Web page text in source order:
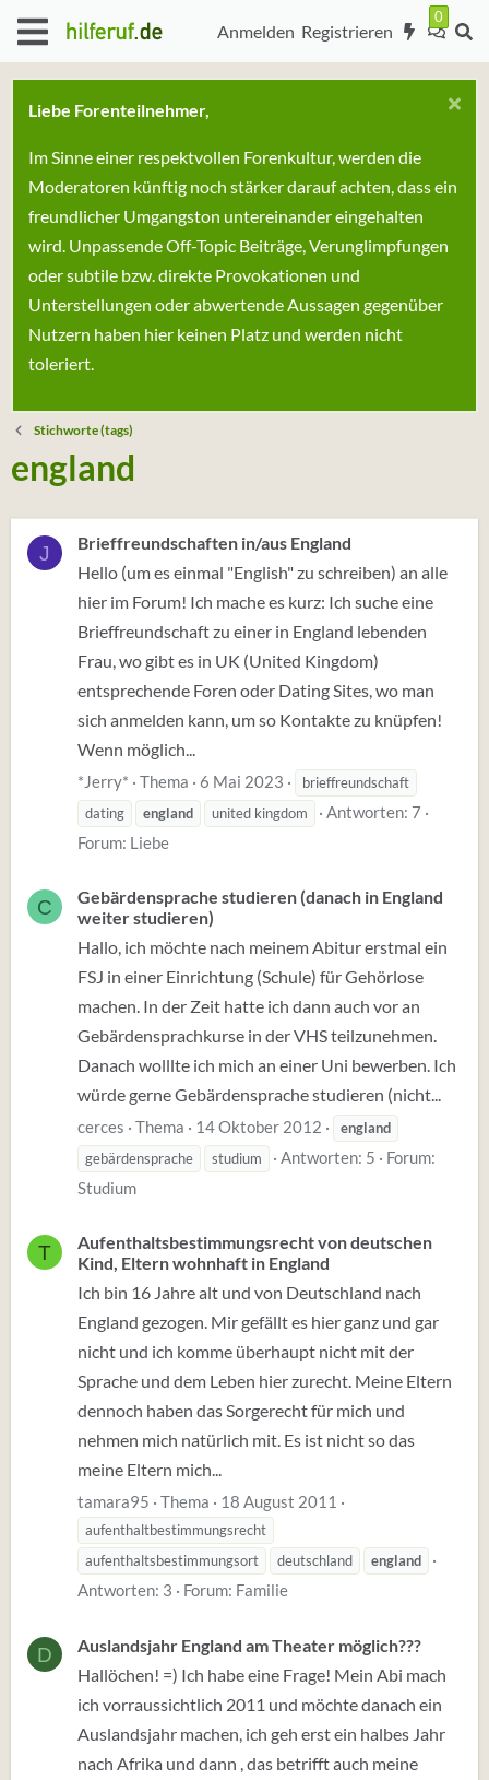
Anmelden Registrieren
Liebe Forenteilnehmer,
Im Sinne einer respektvollen Forenkultur, werden die
Moderatoren künftig noch stärker darauf achten, dass ein
freundlicher Umgangston untereinander eingehalten
wird. Unpassende Off-Topic Beiträge, Verunglimpfungen
oder subtile bzw. direkte Provokationen und
Unterstellungen oder abwertende Aussagen gegenüber
Nutzern haben hier keinen Platz und werden nicht
toleriert.
Stichworte (tags)
england
J
Brieffreundschaften in/aus England
Hello (um es einmal "English" zu schreiben) an alle
hier im Forum! Ich mache es kurz: Ich suche eine
Brieffreundschaft zu einer in England lebenden
Frau, wo gibt es in UK (United Kingdom)
entsprechende Foren oder Dating Sites, wo man
sich anmelden kann, um so Kontakte zu knüpfen!
Wenn möglich...
*Jerry* Thema 6 Mai 2023
brieffreundschaft
dating
england united kingdom
Antworten: 7
Forum: Liebe
C
Gebärdensprache studieren (danach in England
weiter studieren)
Hallo, ich möchte nach meinem Abitur erstmal ein
FSJ in einer Einrichtung (Schule) für Gehörlose
machen. In der Zeit hatte ich dann auch vor an
Gebärdensprachkurse in der VHS teilzunehmen.
Danach wolllte ich mich an einer Uni bewerben. Ich
würde gerne Gebärdensprache studieren (nicht...
cerces Thema 14 Oktober 2012
england
gebärdensprache
studium Antworten: 5
Forum:
Studium
T
Aufenthaltsbestimmungsrecht von deutschen
Kind, Eltern wohnhaft in England
Ich bin 16 Jahre alt und von Deutschland nach
England gezogen. Mir gefällt es hier ganz und gar
nicht und ich komme überhaupt nicht mit der
Sprache und dem Leben hier zurecht. Meine Eltern
dennoch haben das Sorgerecht für mich und
nehmen mich natürlich mit. Es ist nicht so das
meine Eltern mich...
tamara95 Thema 18 August 2011
aufenthaltbestimmungsrecht
aufenthaltsbestimmungsort
deutschland england
Antworten: 3 Forum: Familie
D
Auslandsjahr England am Theater möglich???
Hallöchen! =) Ich habe eine Frage! Mein Abi mach
ich vorraussichtlich 2011 und möchte danach ein
Auslandsjahr machen, ich geh erst ein halbes Jahr
nach Afrika und dann , das betrifft auch meine